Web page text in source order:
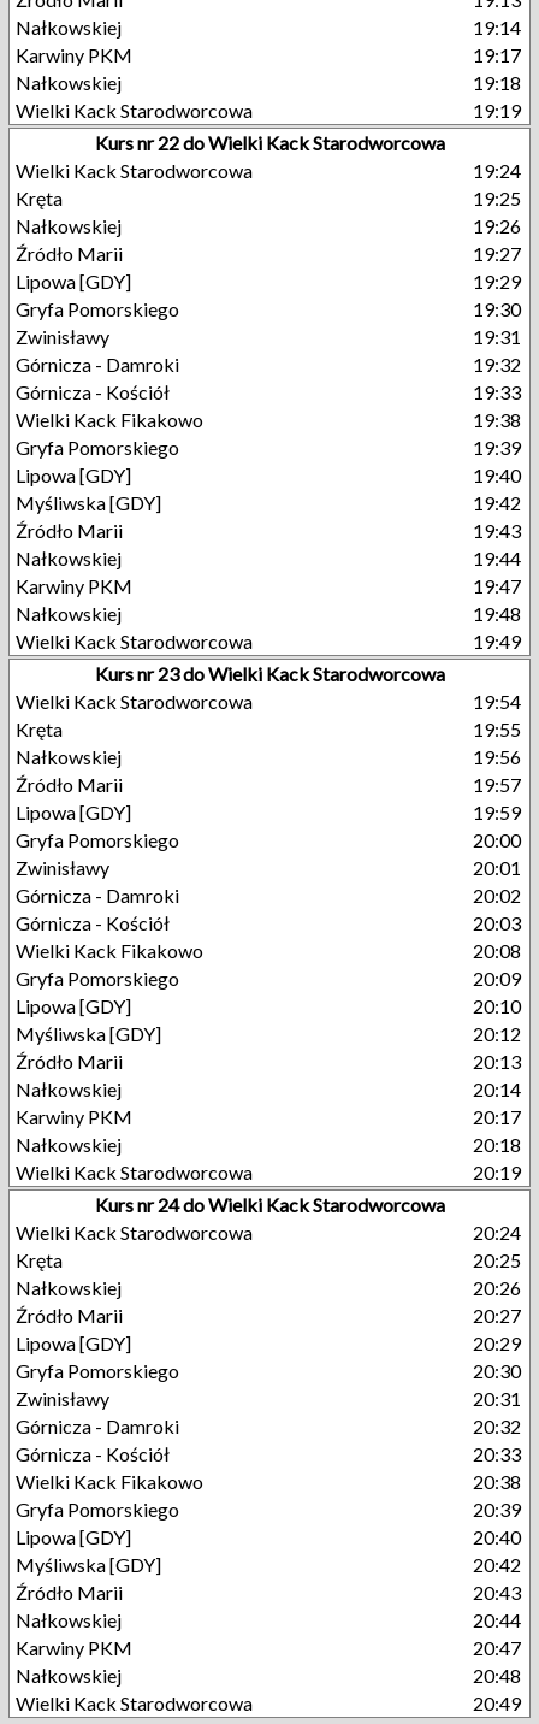
Nałkowskiej
19:14
Karwiny PKM
19:17
Nałkowskiej
19:18
Wielki Kack Starodworcowa
19:19
Kurs nr 22 do Wielki Kack Starodworcowa
Wielki Kack Starodworcowa
19:24
Kręta
19:25
Nałkowskiej
19:26
Źródło Marii
19:27
Lipowa [GDY]
19:29
Gryfa Pomorskiego
19:30
Zwinisławy
19:31
Górnicza - Damroki
19:32
Górnicza - Kościół
19:33
Wielki Kack Fikakowo
19:38
Gryfa Pomorskiego
19:39
Lipowa [GDY]
19:40
Myśliwska [GDY]
19:42
Źródło Marii
19:43
Nałkowskiej
19:44
Karwiny PKM
19:47
Nałkowskiej
19:48
Wielki Kack Starodworcowa
19:49
Kurs nr 23 do Wielki Kack Starodworcowa
Wielki Kack Starodworcowa
19:54
Kręta
19:55
Nałkowskiej
19:56
Źródło Marii
19:57
Lipowa [GDY]
19:59
Gryfa Pomorskiego
20:00
Zwinisławy
20:01
Górnicza - Damroki
20:02
Górnicza - Kościół
20:03
Wielki Kack Fikakowo
20:08
Gryfa Pomorskiego
20:09
Lipowa [GDY]
20:10
Myśliwska [GDY]
20:12
Źródło Marii
20:13
Nałkowskiej
20:14
Karwiny PKM
20:17
Nałkowskiej
20:18
Wielki Kack Starodworcowa
20:19
Kurs nr 24 do Wielki Kack Starodworcowa
Wielki Kack Starodworcowa
20:24
Kręta
20:25
Nałkowskiej
20:26
Źródło Marii
20:27
Lipowa [GDY]
20:29
Gryfa Pomorskiego
20:30
Zwinisławy
20:31
Górnicza - Damroki
20:32
Górnicza - Kościół
20:33
Wielki Kack Fikakowo
20:38
Gryfa Pomorskiego
20:39
Lipowa [GDY]
20:40
Myśliwska [GDY]
20:42
Źródło Marii
20:43
Nałkowskiej
20:44
Karwiny PKM
20:47
Nałkowskiej
20:48
Wielki Kack Starodworcowa
20:49